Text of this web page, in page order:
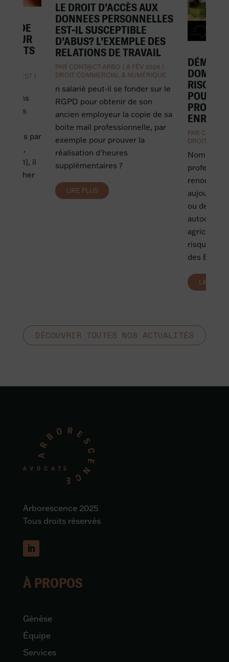
DE
POUR
PRIEST
par
[1], il
pencher
LE DROIT D’ACCÈS AUX
DONNEES PERSONNELLES
EST-IL SUSCEPTIBLE
D’ABUS? L’EXEMPLE DES
RELATIONS DE TRAVAIL
PAR CONT@CT-ARBO 8 FÉV 2024
DROIT COMMERCIAL & NUMÉRIQUE
n salarié peut-il se fonder sur le
RGPD pour obtenir de son
ancien employeur la copie de sa
boite mail professionnelle, par
exemple pour prouver la
réalisation d’heures
supplémentaires ?
LIRE PLUS
POUR
ENR ?
PAR
DROIT
Nombreux
ou des
agricoles,
risques
des EnR?
LIRE
DÉCOUVRIR TOUTES NOS ACTUALITÉS
Arborescence 2025
Tous droits réservés
À PROPOS
Génèse
Équipe
Services